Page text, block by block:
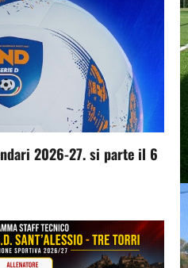
2026-27. si parte il 6